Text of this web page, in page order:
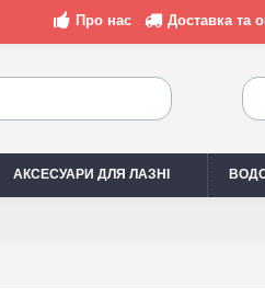
Про нас Доставка та
АКСЕСУАРИ ДЛЯ ЛАЗНІ